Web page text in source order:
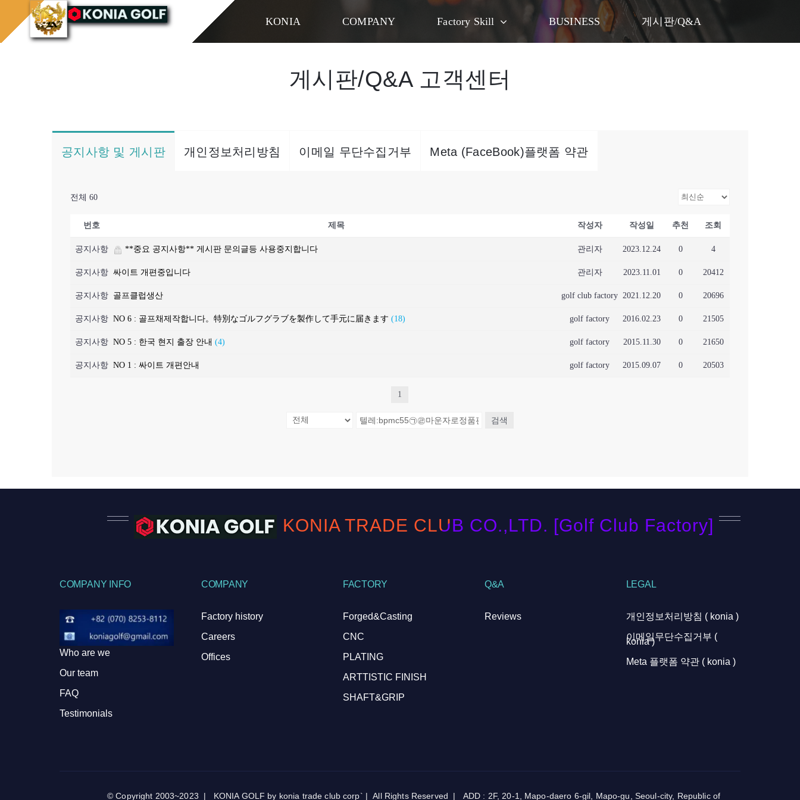
KONIA COMPANY Factory Skill BUSINESS 게시판/Q&A
홈으로 게시판/Q&A
게시판/Q&A 고객센터
공지사항 및 게시판 개인정보처리방침 이메일 무단수집거부 Meta (FaceBook)플랫폼 약관
전체 60
번호 제목 작성자 작성일 추천 조회
공지사항 **중요 공지사항** 게시판 문의글등 사용중지합니다 관리자 2023.12.24 0 4
공지사항 싸이트 개편중입니다 관리자 2023.11.01 0 20412
공지사항 골프클럽생산 golf club factory 2021.12.20 0 20696
공지사항 NO 6 : 골프채제작합니다。特別なゴルフグラブを製作して手元に届きます (18) golf factory 2016.02.23 0 21505
공지사항 NO 5 : 한국 현지 출장 안내 (4) golf factory 2015.11.30 0 21650
공지사항 NO 1 : 싸이트 개편안내 golf factory 2015.09.07 0 20503
1
검색
KONIA TRADE CLUB CO.,LTD. [Golf Club Factory]
COMPANY INFO
Who are we
Our team
FAQ
Testimonials
COMPANY
Factory history
Careers
Offices
FACTORY
Forged&Casting
CNC
PLATING
ARTTISTIC FINISH
SHAFT&GRIP
Q&A
Reviews
LEGAL
개인정보처리방침 ( konia )
이메일무단수집거부 (
konia )
Meta 플랫폼 약관 ( konia )
© Copyright 2003~2023 | KONIA GOLF by konia trade club corp` | All Rights Reserved | ADD : 2F, 20-1, Mapo-daero 6-gil, Mapo-gu, Seoul-city, Republic of